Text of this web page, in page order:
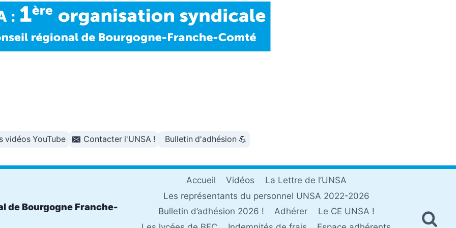
vidéos YouTube Contacter l'UNSA ! Bulletin d'adhésion 💪
de Bourgogne Franche-
Accueil Vidéos
La Lettre de l’UNSA
Les représentants du personnel UNSA 2022-2026
Bulletin d’adhésion 2026 !
Adhérer
Le CE UNSA !